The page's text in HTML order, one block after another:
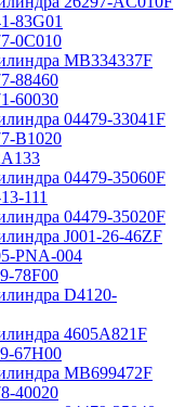
83G01
0C010
MB334337F
88460
60030
04479-33041F
B1020
04479-35060F
111
04479-35020F
J001-26-46ZF
PNA-004
78F00
D4120-
4605A821F
67H00
MB699472F
40020